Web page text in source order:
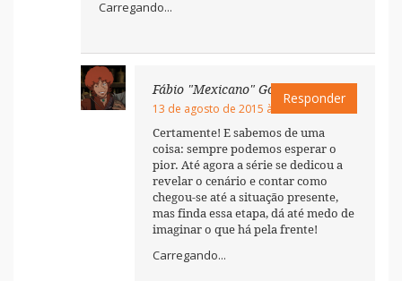
Carregando...
Fábio "Mexicano" Godoy
13 de agosto de 2015 às 23:36
Certamente! E sabemos de uma
coisa: sempre podemos esperar o
pior. Até agora a série se dedicou a
revelar o cenário e contar como
chegou-se até a situação presente,
mas finda essa etapa, dá até medo de
imaginar o que há pela frente!
Carregando...
Responder